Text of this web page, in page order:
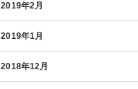
2019年2月
2019年1月
2018年12月